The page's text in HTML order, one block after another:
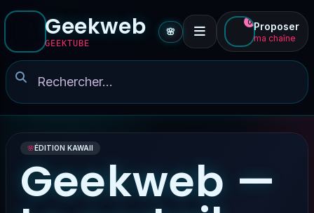
Geekweb
GEEKTUBE
🌸
0 Proposer
ma chaîne
🌸ÉDITION KAWAII
Geekweb —